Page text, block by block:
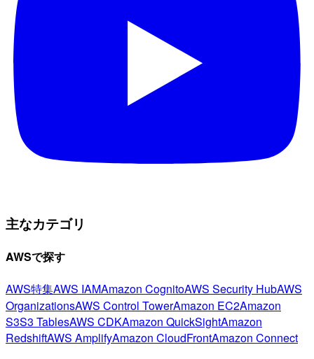
主なカテゴリ
AWSで探す
AWS特集AWS IAMAmazon CognitoAWS Security HubAWS
OrganizationsAWS Control TowerAmazon EC2Amazon
S3S3 TablesAWS CDKAmazon QuickSightAmazon
RedshiftAWS AmplifyAmazon CloudFrontAmazon Connect